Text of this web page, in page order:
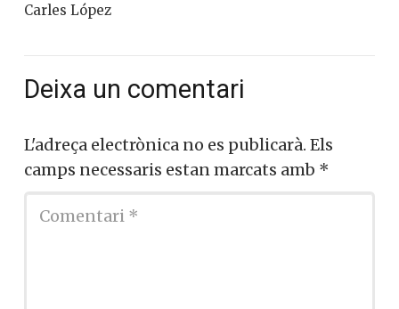
Carles López
Deixa un comentari
L'adreça electrònica no es publicarà. Els
camps necessaris estan marcats amb *